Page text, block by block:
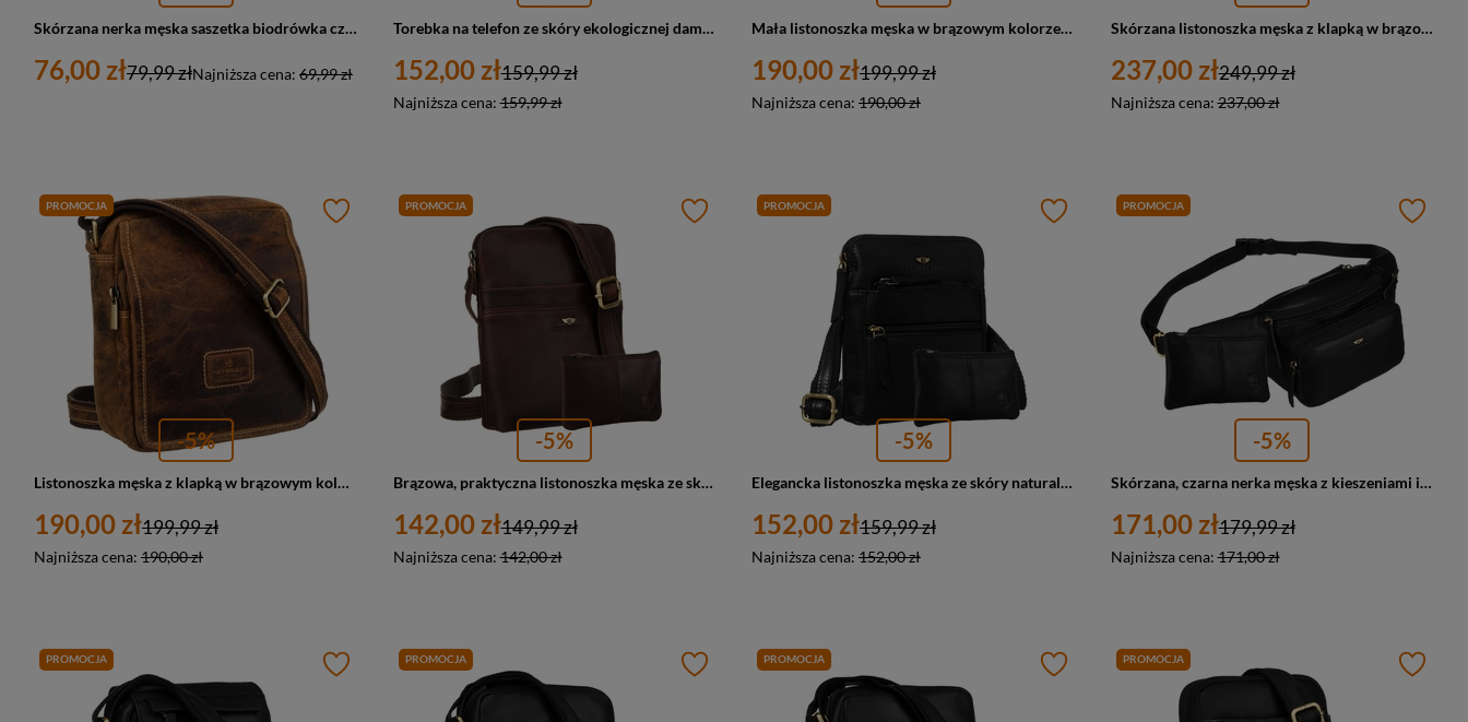
Skórzana nerka męska saszetka biodrówka czarna Beltimore I54
76,00 zł Najniższa cena: 69,99 zł
79,99 zł
Torebka na telefon ze skóry ekologicznej damska Guess 4G listonoszka mała niebieska
152,00 zł
Najniższa cena:159,99 zł
159,99 zł
Mała listonoszka męska w brązowym kolorze wykonana ze skóry naturalnej - Peterson
190,00 zł
Najniższa cena: 190,00 zł
199,99 zł
Skórzana listonoszka męska z klapką w brązowym kolorze - Peterson
237,00 zł
Najniższa cena:237,00 zł
249,99 zł
PROMOCJA
-5%
Listonoszka męska z klapką w brązowym kolorze wykonana z nubukowej skóry naturalnej - Peterson
190,00 zł
Najniższa cena: 190,00 zł
199,99 zł
PROMOCJA
-5%
Brązowa, praktyczna listonoszka męska ze skóry naturalnej z kieszeniami zewnętrznymi i etui w zestawie - Peterson
142,00 zł
Najniższa cena:142,00 zł
149,99 zł
PROMOCJA
-5%
Elegancka listonoszka męska ze skóry naturalnej w czarnym kolorze zamykana suwakiem z etui w zestawie - Peterson
152,00 zł
Najniższa cena: 152,00 zł
159,99 zł
PROMOCJA
-5%
Skórzana, czarna nerka męska z kieszeniami i etui na klucze - Peterson
171,00 zł
Najniższa cena:171,00 zł
179,99 zł
PROMOCJA PROMOCJA PROMOCJA PROMOCJA